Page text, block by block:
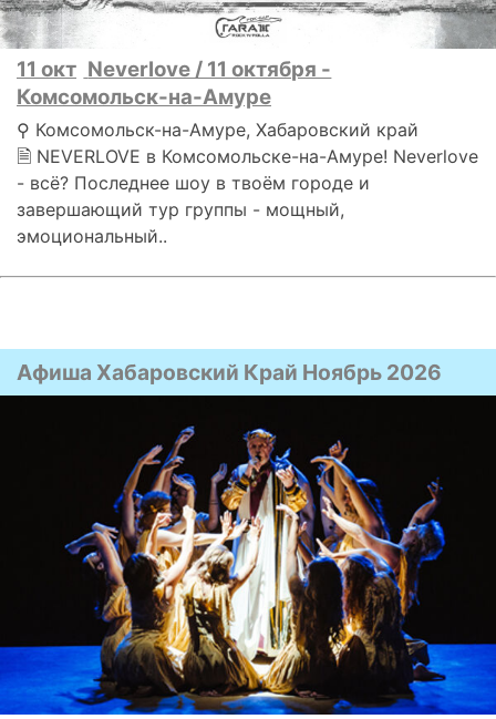
11 окт Neverlove / 11 октября -
Комсомольск-на-Амуре
⚲ Комсомольск-на-Амуре, Хабаровский край
🗎 NEVERLOVE в Комсомольске-на-Амуре! Neverlove
- всё? Последнее шоу в твоём городе и
завершающий тур группы - мощный,
эмоциональный..
Афиша Хабаровский Край Ноябрь 2026